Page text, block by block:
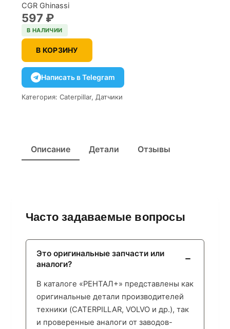
CGR Ghinassi
597 ₽
В НАЛИЧИИ
В КОРЗИНУ
Написать в Telegram
Категория: Caterpillar, Датчики
Описание Детали Отзывы
Часто задаваемые вопросы
Это оригинальные запчасти или
аналоги?
В каталоге «РЕНТАЛ+» представлены как
оригинальные детали производителей
техники (CATERPILLAR, VOLVO и др.), так
и проверенные аналоги от заводов-